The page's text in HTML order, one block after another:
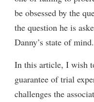
be obsessed by the
the question he is
Danny’s state of mind.
In this article, I wish
guarantee of trial
challenges the